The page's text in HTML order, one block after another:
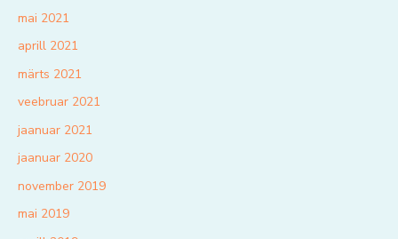
mai 2021
aprill 2021
märts 2021
veebruar 2021
jaanuar 2021
jaanuar 2020
november 2019
mai 2019